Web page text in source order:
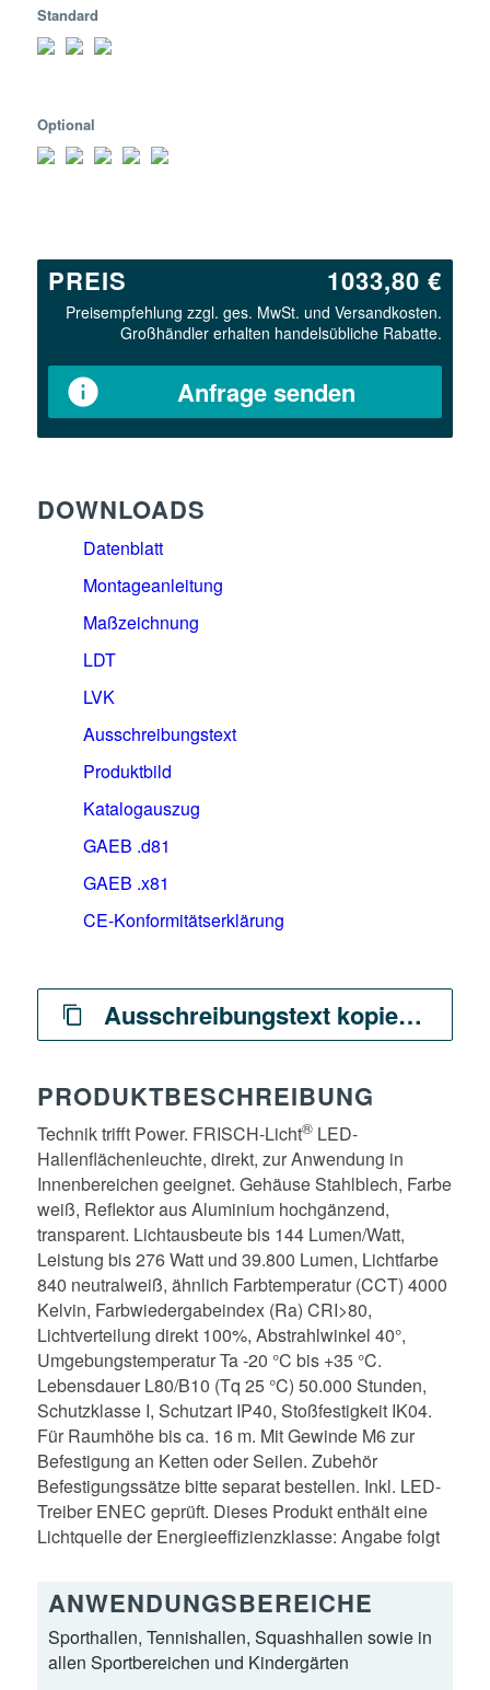
PRODUKTBESCHREIBUNG
Technik trifft Power. FRISCH-Licht®LED-
Hallenflächenleuchte, direkt, zur Anwendung in
Innenbereichen geeignet. Gehäuse Stahlblech, Farbe
weiß, Reflektor aus Aluminium hochgänzend,
transparent. Lichtausbeute bis 144 Lumen/Watt,
Leistung bis 276 Watt und 39.800 Lumen, Lichtfarbe
840 neutralweiß, ähnlich Farbtemperatur (CCT) 4000
Kelvin, Farbwiedergabeindex (Ra) CRI>80,
Lichtverteilung direkt 100%, Abstrahlwinkel 40°,
Umgebungstemperatur Ta -20 °C bis +35 °C.
Lebensdauer L80/B10 (Tq 25 °C) 50.000 Stunden,
Schutzklasse I, Schutzart IP40, Stoßfestigkeit IK04.
Für Raumhöhe bis ca. 16 m. Mit Gewinde M6 zur
Befestigung an Ketten oder Seilen. Zubehör
Befestigungssätze bitte separat bestellen. Inkl. LED-
Treiber ENEC geprüft. Dieses Produkt enthält eine
Lichtquelle der Energieeffizienzklasse: Angabe folgt
ANWENDUNGSBEREICHE
Sporthallen, Tennishallen, Squashhallen sowie in
allen Sportbereichen und Kindergärten
Standard
Optional
PREIS 1033,80 €
Preisempfehlung zzgl. ges. MwSt. und Versandkosten.
Großhändler erhalten handelsübliche Rabatte.
Anfrage senden
DOWNLOADS
Datenblatt
Montageanleitung
Maßzeichnung
LDT
LVK
Ausschreibungstext
Produktbild
Katalogauszug
GAEB .d81
GAEB .x81
CE-Konformitätserklärung
Ausschreibungstext kopieren